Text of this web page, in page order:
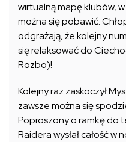
wirtualną mapę klubów,
można się pobawić.
odgrażają, że kolejny
się relaksować do
Rozbo)!
Kolejny raz zaskoczył
zawsze można się
Poproszony o ramkę do
Raidera wysłał całość